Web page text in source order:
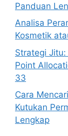
Panduan
Analisa
Kosmetik
Strategi
Point
33
Cara
Kutukan
Lengkap